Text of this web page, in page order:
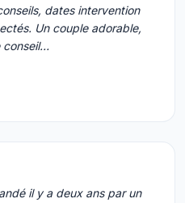
dates intervention
Un couple adorable,
conseil…
il y a deux ans par un